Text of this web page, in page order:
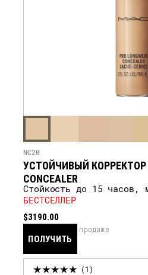
NC20
УСТОЙЧИВЫЙ КОРРЕКТОР
CONCEALER
Стойкость до 15 часов,
БЕСТСЕЛЛЕР
$3190.00
ПОЛУЧИТЬ
УВЕДОМЛЕНИЕ
скоро в продаже
1